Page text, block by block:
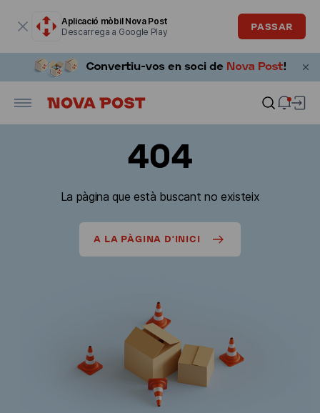
Aplicació mòbil Nova Post
Descarrega a Google Play
PASSAR
404
La pàgina que està buscant no existeix
A LA PÀGINA D'INICI